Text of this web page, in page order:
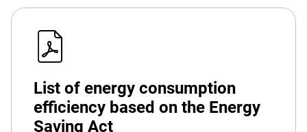
List of energy consumption
efficiency based on the Energy
Saving Act